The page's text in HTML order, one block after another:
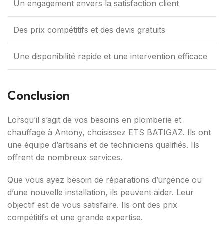
Un engagement envers la satisfaction client
Des prix compétitifs et des devis gratuits
Une disponibilité rapide et une intervention efficace
Conclusion
Lorsqu’il s’agit de vos besoins en plomberie et
chauffage à Antony, choisissez ETS BATIGAZ. Ils ont
une équipe d’artisans et de techniciens qualifiés. Ils
offrent de nombreux services.
Que vous ayez besoin de réparations d’urgence ou
d’une nouvelle installation, ils peuvent aider. Leur
objectif est de vous satisfaire. Ils ont des prix
compétitifs et une grande expertise.